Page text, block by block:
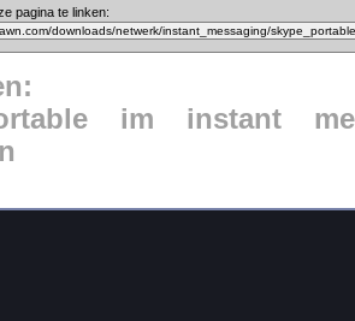
pagina te linken:
im instant